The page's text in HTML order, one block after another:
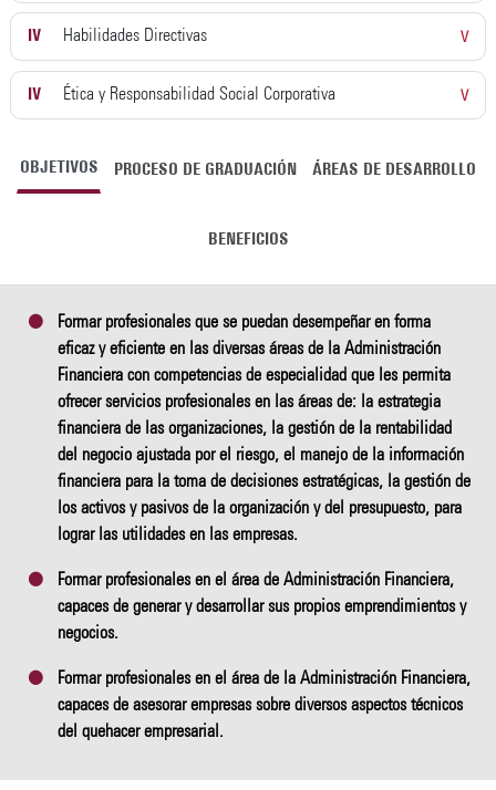
IV Habilidades Directivas V
IV Ética y Responsabilidad Social Corporativa V
OBJETIVOS PROCESO DE GRADUACIÓN ÁREAS DE DESARROLLO
BENEFICIOS
Formar profesionales que se puedan desempeñar en forma
eficaz y eficiente en las diversas áreas de la Administración
Financiera con competencias de especialidad que les permita
ofrecer servicios profesionales en las áreas de: la estrategia
financiera de las organizaciones, la gestión de la rentabilidad
del negocio ajustada por el riesgo, el manejo de la información
financiera para la toma de decisiones estratégicas, la gestión de
los activos y pasivos de la organización y del presupuesto, para
lograr las utilidades en las empresas.
Formar profesionales en el área de Administración Financiera,
capaces de generar y desarrollar sus propios emprendimientos y
negocios.
Formar profesionales en el área de la Administración Financiera,
capaces de asesorar empresas sobre diversos aspectos técnicos
del quehacer empresarial.